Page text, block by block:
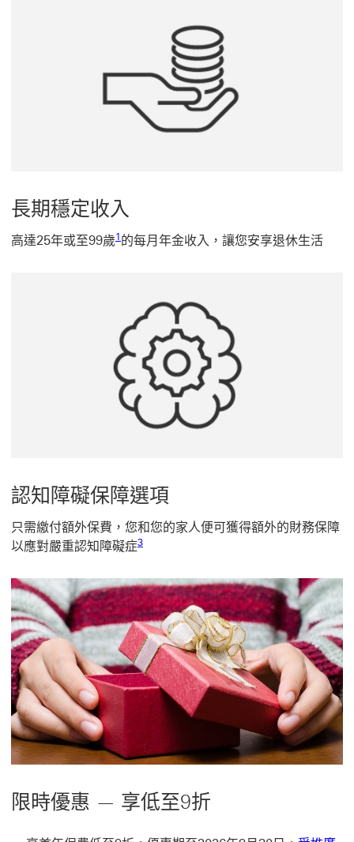
長期穩定收入
高達25年或至99歲1 的每月年金收入，讓您安享退休生活
認知障礙保障選項
只需繳付額外保費，您和您的家人便可獲得額外的財務保障
以應對嚴重認知障礙症33 參考腳註3
限時優惠 — 享低至9折